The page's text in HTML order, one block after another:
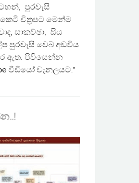
පුරවැසි
චිත්‍රපට මෙන්ම
සාකච්ඡා, සිය
පුරවැසි වෙබ් අඩවිය
ඇත. පිවිසෙන්න
වීඩියෝ චැනලයට."